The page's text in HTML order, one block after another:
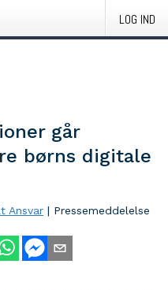
LOG IND
går
børns digitale
Ansvar | Pressemeddelelse